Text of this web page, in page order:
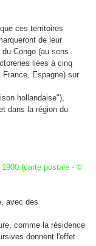
ces territoires
de leur
Congo (au sens
liées à cinq
France, Espagne) sur
hollandaise"),
dans la région du
(carte postale - ©
avec des
comme la résidence
donnent l'effet